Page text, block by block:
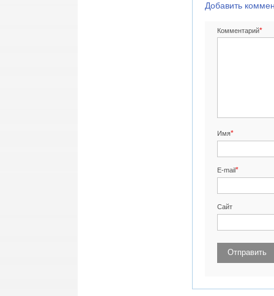
Добавить
Комментарий*
Имя*
E-mail*
Сайт